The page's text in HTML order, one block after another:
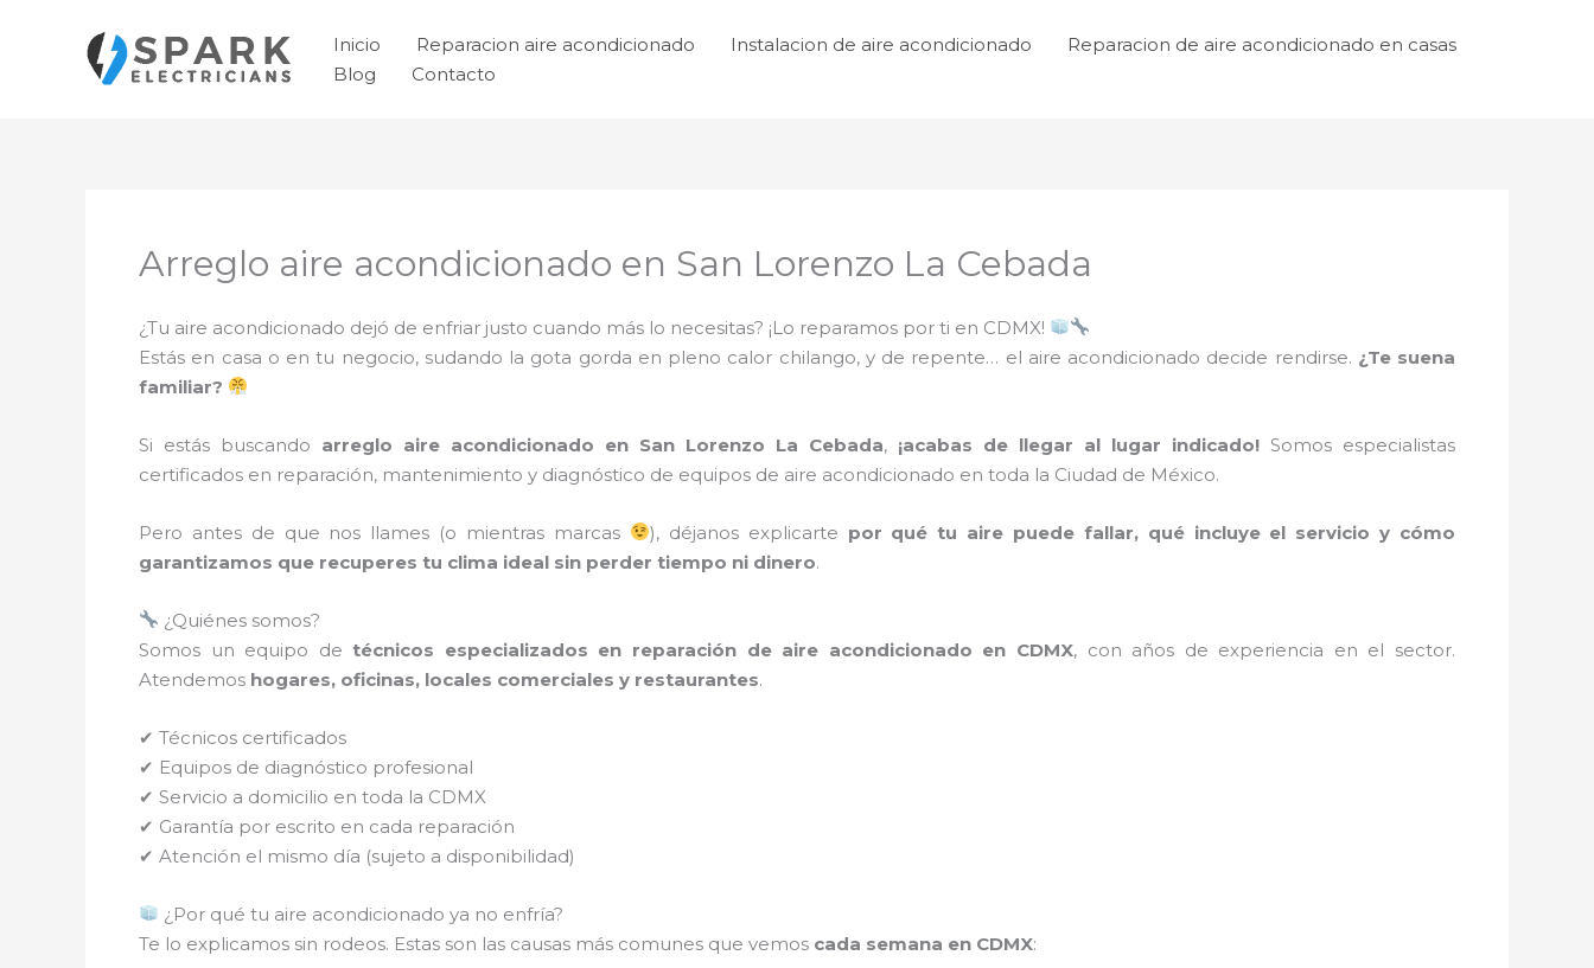
contenido
Inicio Reparacion aire acondicionado Instalacion de aire acondicionado
Reparacion de aire acondicionado en casas
Blog
Contacto
Arreglo aire acondicionado en San Lorenzo La Cebada
¿Tu aire acondicionado dejó de enfriar justo cuando más lo necesitas? ¡Lo reparamos por ti en CDMX!
Estás en casa o en tu negocio, sudando la gota gorda en pleno calor chilango, y de repente… el aire acondicionado decide rendirse. ¿Te suena
familiar?
Si estás buscando arreglo aire acondicionado en San Lorenzo La Cebada, ¡acabas de llegar al lugar indicado! Somos especialistas
certificados en reparación, mantenimiento y diagnóstico de equipos de aire acondicionado en toda la Ciudad de México.
Pero antes de que nos llames (o mientras marcas ), déjanos explicarte por qué tu aire puede fallar, qué incluye el servicio y cómo
garantizamos que recuperes tu clima ideal sin perder tiempo ni dinero.
¿Quiénes somos?
Somos un equipo detécnicos especializados en reparación de aire acondicionado en CDMX, con años de experiencia en el sector.
Atendemos hogares, oficinas, locales comerciales y restaurantes.
✔ Técnicos certificados
✔ Equipos de diagnóstico profesional
✔ Servicio a domicilio en toda la CDMX
✔ Garantía por escrito en cada reparación
✔ Atención el mismo día (sujeto a disponibilidad)
¿Por qué tu aire acondicionado ya no enfría?
Te lo explicamos sin rodeos. Estas son las causas más comunes que vemos cada semana en CDMX: